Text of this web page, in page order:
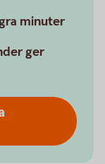
minuter
ger